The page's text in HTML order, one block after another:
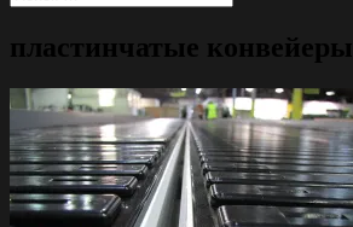
пластинчатые конвейеры